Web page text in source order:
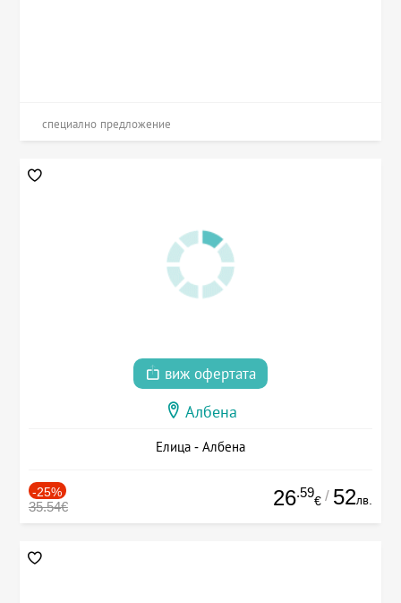
специално предложение
виж офертата
Албена
Елица - Албена
-25%
35.54€ 26.59
€ / 52лв.